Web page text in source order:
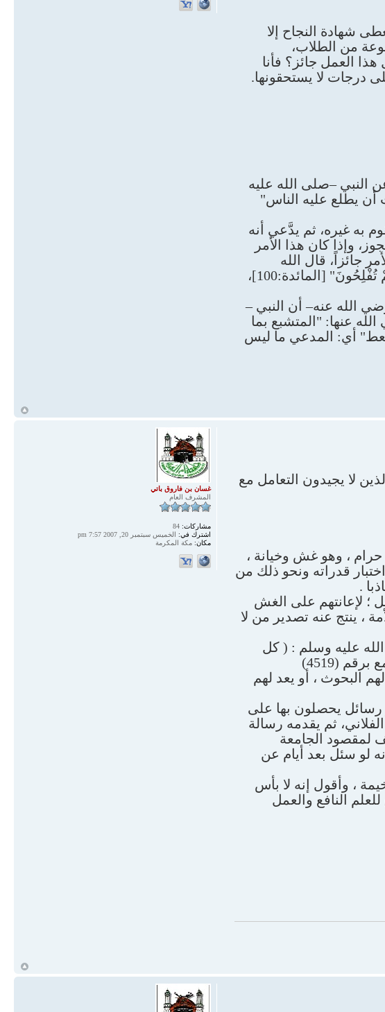
شهادة النجاح إلا
من الطلاب،
العمل جائز؟ فأنا
درجات لا يستحقونها.
النبي –صلى الله عليه
يطلع عليه الناس"
به غيره، ثم يدَّعي أنه
وإذا كان هذا الأمر
جائزاً، قال الله
سبحانه: "قُلْ لا يَسْتَوِي الْخَبِيثُ وَالطَّيِّبُ وَلَوْ أَعْجَبَكَ كَثْرَةُ الْخَبِيثِ فَاتَّقُوا اللَّهَ يَا أُولِي الْأَلْبَابِ لَعَلَّكُمْ تُفْلِحُونَ" [المائدة:100]،
الله عنه– أن النبي –
وفي حديث أسماء رضي الله عنها: "المتشبع بما
ومعنى: "المتشبع بما لم يعط" أي: المدعي ما ليس
لا يجيدون التعامل مع
حرام ، وهو غش وخيانة ،
قدراته ونحو ذلك من
.
؛ لإعانتهم على الغش
، ينتج عنه تصدير من لا
عليه وسلم : ( كل
(4519)
البحوث ، أو يعد لهم
رسائل يحصلون بها على
ثم يقدمه رسالة
لمقصود الجامعة
لو سئل بعد أيام عن
، وأقول إنه لا بأس
النافع والعمل
غسان بن فاروق باتي
المشرف العام
مشاركات:
اشترك في: الخميس سبتمبر 20, 2007 7:57 pm
مكان: مكة المكرمة